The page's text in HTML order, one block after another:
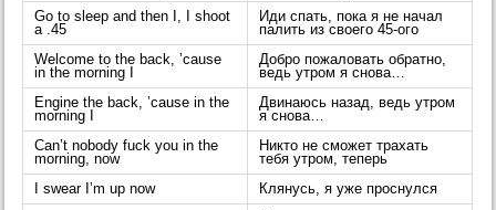
Go to sleep and then I, I shoot
a .45
Иди спать, пока я не начал
палить из своего 45-ого
Welcome to the back, ’cause
in the morning I
Добро пожаловать обратно,
ведь утром я снова…
Engine the back, ’cause in the
morning I
Двинаюсь назад, ведь утром
я снова…
Can’t nobody fuck you in the
morning, now
Никто не сможет трахать
тебя утром, теперь
I swear I’m up now
Клянусь, я уже проснулся